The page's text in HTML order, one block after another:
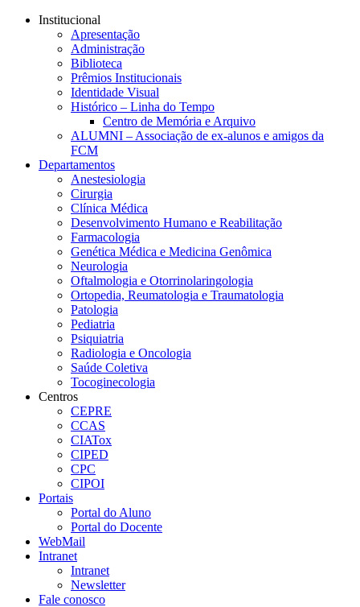
Conteúdo principal
Institucional
Apresentação
Administração
Biblioteca
Prêmios Institucionais
Identidade Visual
Histórico – Linha do Tempo
Centro de Memória e Arquivo
ALUMNI – Associação de ex-alunos e amigos da
FCM
Departamentos
Anestesiologia
Cirurgia
Clínica Médica
Desenvolvimento Humano e Reabilitação
Farmacologia
Genética Médica e Medicina Genômica
Neurologia
Oftalmologia e Otorrinolaringologia
Ortopedia, Reumatologia e Traumatologia
Patologia
Pediatria
Psiquiatria
Radiologia e Oncologia
Saúde Coletiva
Tocoginecologia
Centros
CEPRE
CCAS
CIATox
CIPED
CPC
CIPOI
Portais
Portal do Aluno
Portal do Docente
WebMail
Intranet
Intranet
Newsletter
Fale conosco